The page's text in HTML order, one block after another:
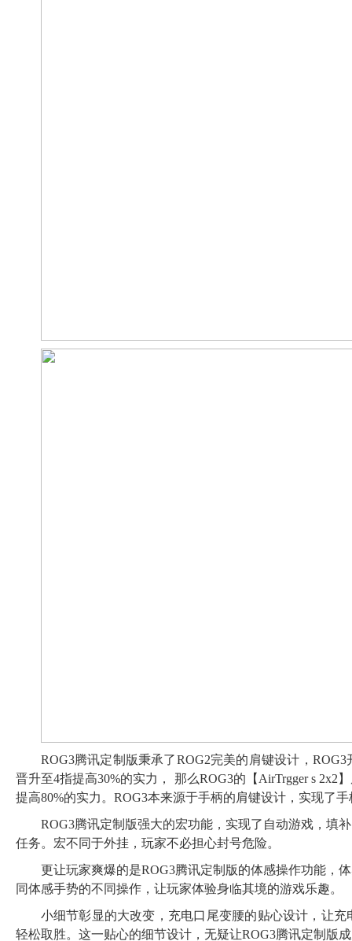
ROG3腾讯定制版秉承了ROG2完美的肩键设计，
晋升至4指提高30%的实力， 那么ROG3的【AirTrgger s
提高80%的实力。ROG3本来源于手柄的肩键设计，实现了
ROG3腾讯定制版强大的宏功能，实现了自动游戏，填
任务。宏不同于外挂，玩家不必担心封号危险。
更让玩家爽爆的是ROG3腾讯定制版的体感操作功能，
同体感手势的不同操作，让玩家体验身临其境的游戏乐趣。
小细节彰显的大改变，充电口尾变腰的贴心设计，让
轻松取胜。这一贴心的细节设计，无疑让ROG3腾讯定制版